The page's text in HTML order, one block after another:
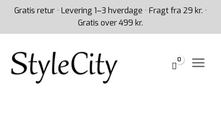
Gratis retur · Levering 1–3 hverdage · Fragt fra 29 kr. ·
Gratis over 499 kr.